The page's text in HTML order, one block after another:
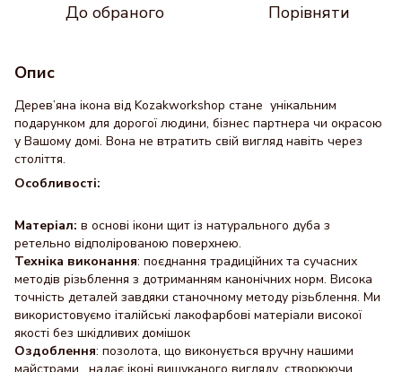
До обраного Порівняти
Опис
Дерев’яна ікона від Kozakworkshop стане унікальним
подарунком для дорогої людини, бізнес партнера чи окрасою
у Вашому домі. Вона не втратить свій вигляд навіть через
століття.
Особливості:
Матеріал: в основі ікони щит із натурального дуба з
ретельно відполірованою поверхнею.
Техніка виконання: поєднання традиційних та сучасних
методів різьблення з дотриманням канонічних норм. Висока
точність деталей завдяки станочному методу різьблення. Ми
використовуємо італійські лакофарбові матеріали високої
якості без шкідливих домішок
Оздоблення: позолота, що виконується вручну нашими
майстрами, надає іконі вишуканого вигляду, створюючи